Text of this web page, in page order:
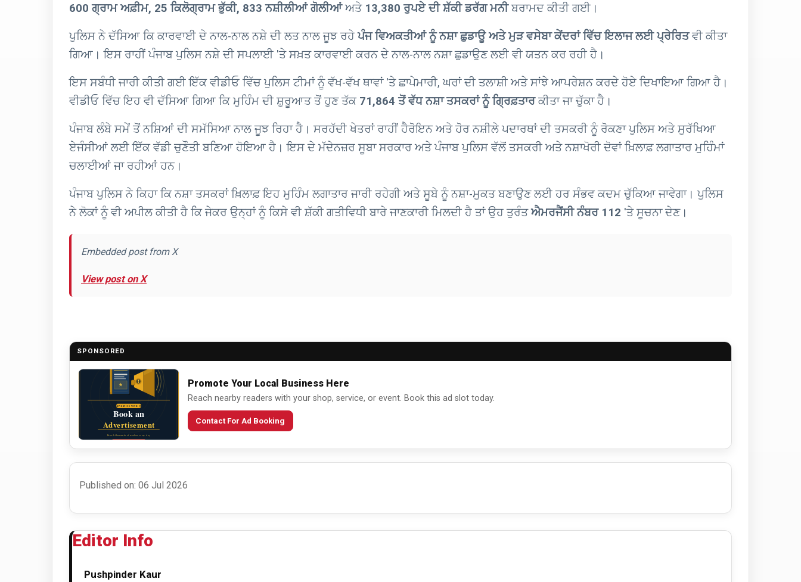
600 ਗ੍ਰਾਮ ਅਫ਼ੀਮ, 25 ਕਿਲੋਗ੍ਰਾਮ ਭੁੱਕੀ, 833 ਨਸ਼ੀਲੀਆਂ ਗੋਲੀਆਂਅਤੇ 13,380 ਰੁਪਏ ਦੀ ਸ਼ੱਕੀ ਡਰੱਗ ਮਨੀਬਰਾਮਦ ਕੀਤੀ ਗਈ।
ਪੁਲਿਸ ਨੇ ਦੱਸਿਆ ਕਿ ਕਾਰਵਾਈ ਦੇ ਨਾਲ-ਨਾਲ ਨਸ਼ੇ ਦੀ ਲਤ ਨਾਲ ਜੂਝ ਰਹੇਪੰਜ ਵਿਅਕਤੀਆਂ ਨੂੰ ਨਸ਼ਾ ਛੁਡਾਊ ਅਤੇ ਮੁੜ ਵਸੇਬਾ ਕੇਂਦਰਾਂ ਵਿੱਚ ਇਲਾਜ ਲਈ ਪ੍ਰੇਰਿਤਵੀ ਕੀਤਾ
ਗਿਆ। ਇਸ ਰਾਹੀਂ ਪੰਜਾਬ ਪੁਲਿਸ ਨਸ਼ੇ ਦੀ ਸਪਲਾਈ 'ਤੇ ਸਖ਼ਤ ਕਾਰਵਾਈ ਕਰਨ ਦੇ ਨਾਲ-ਨਾਲ ਨਸ਼ਾ ਛੁਡਾਉਣ ਲਈ ਵੀ ਯਤਨ ਕਰ ਰਹੀ ਹੈ।
ਇਸ ਸਬੰਧੀ ਜਾਰੀ ਕੀਤੀ ਗਈ ਇੱਕ ਵੀਡੀਓ ਵਿੱਚ ਪੁਲਿਸ ਟੀਮਾਂ ਨੂੰ ਵੱਖ-ਵੱਖ ਥਾਵਾਂ 'ਤੇ ਛਾਪੇਮਾਰੀ, ਘਰਾਂ ਦੀ ਤਲਾਸ਼ੀ ਅਤੇ ਸਾਂਝੇ ਆਪਰੇਸ਼ਨ ਕਰਦੇ ਹੋਏ ਦਿਖਾਇਆ ਗਿਆ ਹੈ।
ਵੀਡੀਓ ਵਿੱਚ ਇਹ ਵੀ ਦੱਸਿਆ ਗਿਆ ਕਿ ਮੁਹਿੰਮ ਦੀ ਸ਼ੁਰੂਆਤ ਤੋਂ ਹੁਣ ਤੱਕ 71,864 ਤੋਂ ਵੱਧ ਨਸ਼ਾ ਤਸਕਰਾਂ ਨੂੰ ਗ੍ਰਿਫ਼ਤਾਰਕੀਤਾ ਜਾ ਚੁੱਕਾ ਹੈ।
ਪੰਜਾਬ ਲੰਬੇ ਸਮੇਂ ਤੋਂ ਨਸ਼ਿਆਂ ਦੀ ਸਮੱਸਿਆ ਨਾਲ ਜੂਝ ਰਿਹਾ ਹੈ। ਸਰਹੱਦੀ ਖੇਤਰਾਂ ਰਾਹੀਂ ਹੈਰੋਇਨ ਅਤੇ ਹੋਰ ਨਸ਼ੀਲੇ ਪਦਾਰਥਾਂ ਦੀ ਤਸਕਰੀ ਨੂੰ ਰੋਕਣਾ ਪੁਲਿਸ ਅਤੇ ਸੁਰੱਖਿਆ
ਏਜੰਸੀਆਂ ਲਈ ਇੱਕ ਵੱਡੀ ਚੁਣੌਤੀ ਬਣਿਆ ਹੋਇਆ ਹੈ। ਇਸ ਦੇ ਮੱਦੇਨਜ਼ਰ ਸੂਬਾ ਸਰਕਾਰ ਅਤੇ ਪੰਜਾਬ ਪੁਲਿਸ ਵੱਲੋਂ ਤਸਕਰੀ ਅਤੇ ਨਸ਼ਾਖੋਰੀ ਦੋਵਾਂ ਖ਼ਿਲਾਫ਼ ਲਗਾਤਾਰ ਮੁਹਿੰਮਾਂ
ਚਲਾਈਆਂ ਜਾ ਰਹੀਆਂ ਹਨ।
ਪੰਜਾਬ ਪੁਲਿਸ ਨੇ ਕਿਹਾ ਕਿ ਨਸ਼ਾ ਤਸਕਰਾਂ ਖ਼ਿਲਾਫ਼ ਇਹ ਮੁਹਿੰਮ ਲਗਾਤਾਰ ਜਾਰੀ ਰਹੇਗੀ ਅਤੇ ਸੂਬੇ ਨੂੰ ਨਸ਼ਾ-ਮੁਕਤ ਬਣਾਉਣ ਲਈ ਹਰ ਸੰਭਵ ਕਦਮ ਚੁੱਕਿਆ ਜਾਵੇਗਾ। ਪੁਲਿਸ
ਨੇ ਲੋਕਾਂ ਨੂੰ ਵੀ ਅਪੀਲ ਕੀਤੀ ਹੈ ਕਿ ਜੇਕਰ ਉਨ੍ਹਾਂ ਨੂੰ ਕਿਸੇ ਵੀ ਸ਼ੱਕੀ ਗਤੀਵਿਧੀ ਬਾਰੇ ਜਾਣਕਾਰੀ ਮਿਲਦੀ ਹੈ ਤਾਂ ਉਹ ਤੁਰੰਤਐਮਰਜੈਂਸੀ ਨੰਬਰ 112 'ਤੇ ਸੂਚਨਾ ਦੇਣ।
Embedded post from X
View post on X
SPONSORED
Promote Your Local Business Here
Reach nearby readers with your shop, service, or event. Book this ad slot today.
Contact For Ad Booking
Published on: 06 Jul 2026
Editor Info
Pushpinder Kaur